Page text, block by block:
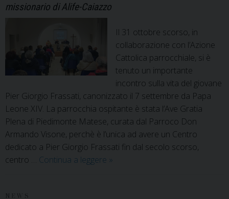
missionario di Alife-Caiazzo
Il 31 ottobre scorso, in
collaborazione con l’Azione
Cattolica parrocchiale, si è
tenuto un importante
incontro sulla vita del giovane
Pier Giorgio Frassati, canonizzato il 7 settembre da Papa
Leone XIV. La parrocchia ospitante è stata l’Ave Gratia
Plena di Piedimonte Matese, curata dal Parroco Don
Armando Visone, perchè è l’unica ad avere un Centro
dedicato a Pier Giorgio Frassati fin dal secolo scorso,
centro … Continua a leggere Ottobre
»